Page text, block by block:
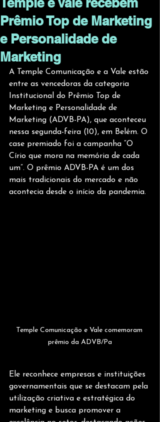
Prêmio Top de Marketing
e Personalidade de
Marketing
A Temple Comunicação e a Vale estão
entre as vencedoras da categoria
Institucional do Prêmio Top de
Marketing e Personalidade de
Marketing (ADVB-PA), que aconteceu
nessa segunda-feira (10), em Belém. O
case premiado foi a campanha “O
Círio que mora na memória de cada
um”. O prêmio ADVB-PA é um dos
mais tradicionais do mercado e não
acontecia desde o início da pandemia.
Temple Comunicação e Vale comemoram
prêmio da ADVB/Pa
Ele reconhece empresas e instituições
governamentais que se destacam pela
utilização criativa e estratégica do
marketing e busca promover a